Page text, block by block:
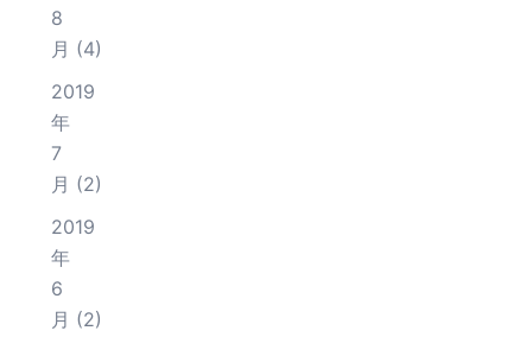
8
月 (4)
2019
年
7
月 (2)
2019
年
6
月 (2)